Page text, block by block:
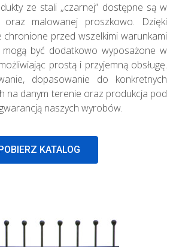
ze stali „czarnej” dostępne są w
oraz malowanej proszkowo. Dzięki
chronione przed wszelkimi warunkami
mogą być dodatkowo wyposażone w
prostą i przyjemną obsługę.
dopasowanie do konkretnych
na danym terenie oraz produkcja pod
naszych wyrobów.
KATALOG